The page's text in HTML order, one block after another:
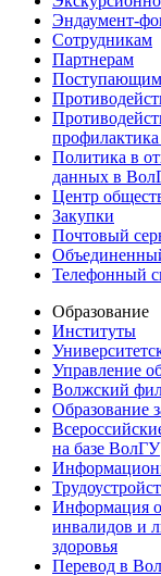
Эндаумент-
Сотрудникам
Партнерам
Политика в
данных в
Центр
Закупки
Почтовый
Телефонный
Образование
Институты
Управление
Волжский
Образование
на базе ВолГУ
Информация о
инвалидов и
здоровья
Перевод в